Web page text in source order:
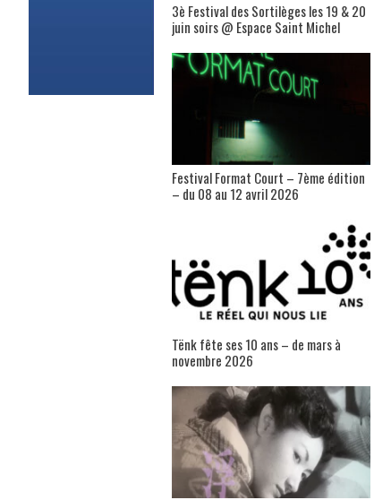
3è Festival des Sortilèges les 19 & 20
juin soirs @ Espace Saint Michel
Festival Format Court – 7ème édition
– du 08 au 12 avril 2026
Tënk fête ses 10 ans – de mars à
novembre 2026